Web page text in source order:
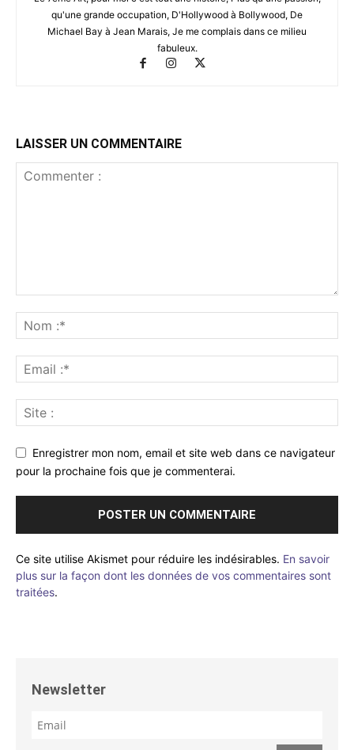
qu'une grande occupation, D'Hollywood à Bollywood, De
Michael Bay à Jean Marais, Je me complais dans ce milieu
fabuleux.
LAISSER UN COMMENTAIRE
Enregistrer mon nom, email et site web dans ce navigateur
pour la prochaine fois que je commenterai.
Ce site utilise Akismet pour réduire les indésirables. En savoir
plus sur la façon dont les données de vos commentaires sont
traitées.
Newsletter